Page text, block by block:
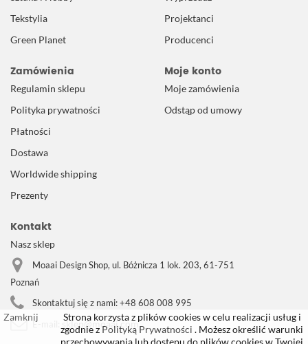
Tekstylia
Green Planet
Projektanci
Producenci
Zamówienia
Regulamin sklepu
Polityka prywatności
Płatności
Dostawa
Worldwide shipping
Prezenty
Moje konto
Moje zamówienia
Odstąp od umowy
Kontakt
Nasz sklep
Moaai Design Shop, ul. Bóżnicza 1 lok. 203, 61-751
Poznań
Skontaktuj się z nami:+48 608 008 995
E-mail:
sklep@moaai.com
Zamknij
Strona korzysta z plików cookies w celu realizacji usług i
zgodnie z Polityką Prywatności . Możesz określić warunki
przechowywania lub dostępu do plików cookies w Twojej